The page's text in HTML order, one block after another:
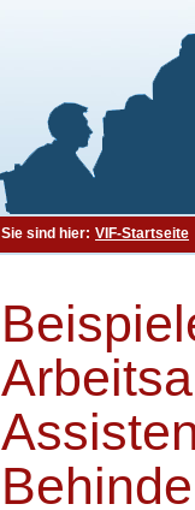
Sie sind hier: VIF-Startseite